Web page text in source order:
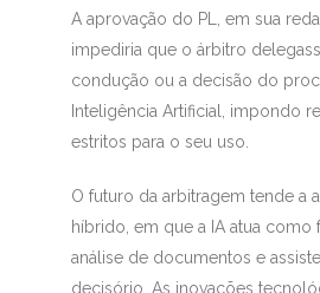
A aprovação do PL, em sua
impediria que o árbitro
condução ou a decisão do
Inteligência Artificial, impondo
estritos para o seu uso.
O futuro da arbitragem tende a
híbrido, em que a IA atua como
análise de documentos e
decisório. As inovações